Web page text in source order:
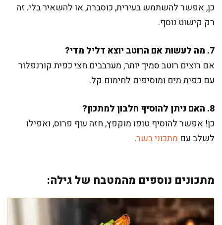
כן, אפשר להשתמש בעירית, כוסברה, או להשאיר בלי. זה
רק קישוט נוסף.
7. מה לעשות אם הרוטב יוצא דליל מדי?
אם רוצים רוטב סמיך יותר, מערבבים חצי כפית קורנפלור
עם כפית מים ומוסיפים לחימום קל.
8. האם ניתן להוסיף חלבון למתכון?
כן! אפשר להוסיף טופו מוקפץ, חזה עוף פרוס, ואפילו
לשלב עם מתכוני בשר.
מתכונים נוספים מהמטבח של גילה: